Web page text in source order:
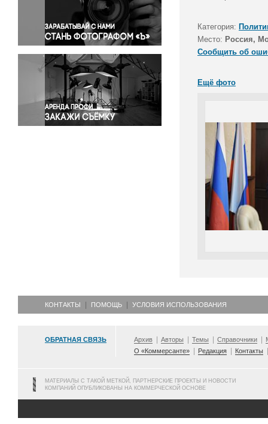
Правосудие
Происшествия и конфликты
Религия
Светская жизнь
Спорт
Экология
Экономика и бизнес
Категория:
Место: Россия,
Сообщить об
Ещё фото
КОНТАКТЫ ПОМОЩЬ УСЛОВИЯ ИСПОЛЬЗОВАНИЯ
ОБРАТНАЯ СВЯЗЬ Архив Авторы Темы Справочники
О «Коммерсанте»
Редакция Контакты
МАТЕРИАЛЫ С ТАКОЙ МЕТКОЙ, ПАРТНЕРСКИЕ ПРОЕКТЫ И НОВОСТИ
КОМПАНИЙ ОПУБЛИКОВАНЫ НА КОММЕРЧЕСКОЙ ОСНОВЕ